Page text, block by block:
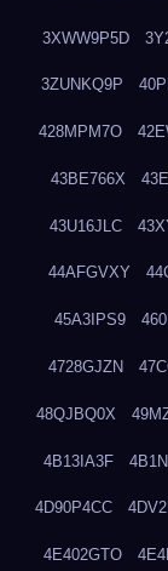
3XWW9P5D
3ZUNKQ9P
428MPM7O
43BE766X
43U16JLC
44AFGVXY
45A3IPS9
4728GJZN
48QJBQ0X
4B13IA3F
4D90P4CC
4E402GTO